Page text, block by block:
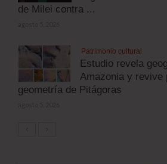
de Milei contra ...
Patrimonio cultural
Estudio revela
Amazonia y revive
geometría de Pitágoras